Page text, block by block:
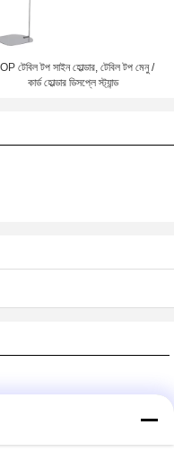
টেবিল টপ সাইন হোল্ডার, টেবিল টপ মেনু /
কার্ড হোল্ডার ডিসপ্লে স্ট্যান্ড